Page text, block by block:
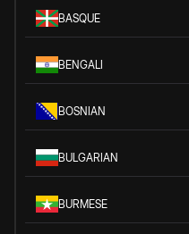
BASQUE
BENGALI
BOSNIAN
BULGARIAN
BURMESE